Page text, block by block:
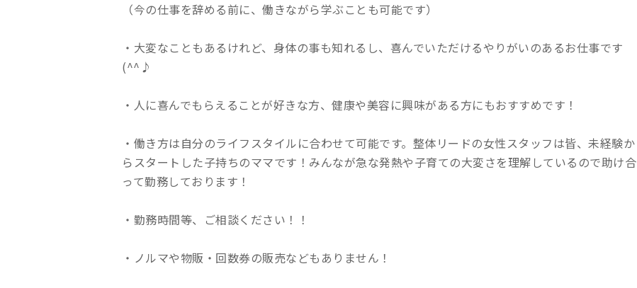
（今の仕事を辞める前に、働きながら学ぶことも可能です）
・大変なこともあるけれど、身体の事も知れるし、喜んでいただけるやりがいのあるお仕事です
(^^♪
・人に喜んでもらえることが好きな方、健康や美容に興味がある方にもおすすめです！
・働き方は自分のライフスタイルに合わせて可能です。整体リードの女性スタッフは皆、未経験か
らスタートした子持ちのママです！みんなが急な発熱や子育ての大変さを理解しているので助け合
って勤務しております！
・勤務時間等、ご相談ください！！
・ノルマや物販・回数券の販売などもありません！